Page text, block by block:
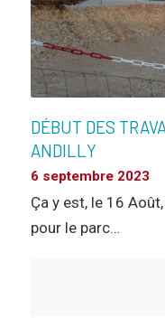
DÉBUT DES
ANDILLY
6 septembre 2023
Ça y est, le 16
pour le parc…